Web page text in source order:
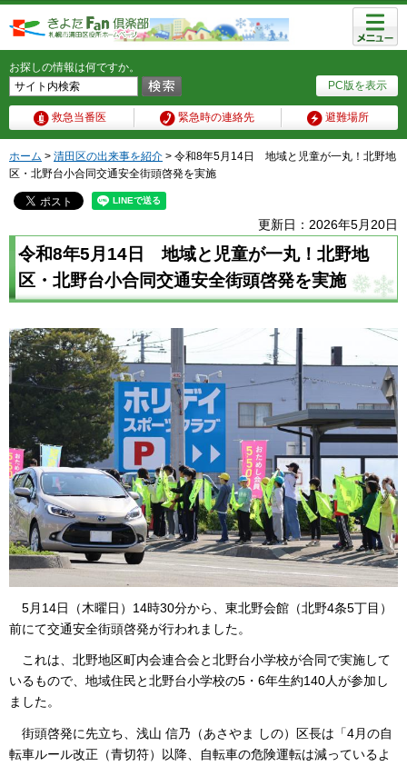
PC版を表示
お探しの情報は何ですか。
救急当番医 緊急時の連絡先 避難場所
メニュ
ー
ホーム > 清田区の出来事を紹介 > 令和8年5月14日 地域と児童が一丸！北野地
区・北野台小合同交通安全街頭啓発を実施
更新日：2026年5月20日
令和8年5月14日 地域と児童が一丸！北野地
区・北野台小合同交通安全街頭啓発を実施
5月14日（木曜日）14時30分から、東北野会館（北野4条5丁目）
前にて交通安全街頭啓発が行われました。
これは、北野地区町内会連合会と北野台小学校が合同で実施して
いるもので、地域住民と北野台小学校の5・6年生約140人が参加し
ました。
街頭啓発に先立ち、浅山 信乃（あさやま しの）区長は「4月の自
転車ルール改正（青切符）以降、自転車の危険運転は減っているよ